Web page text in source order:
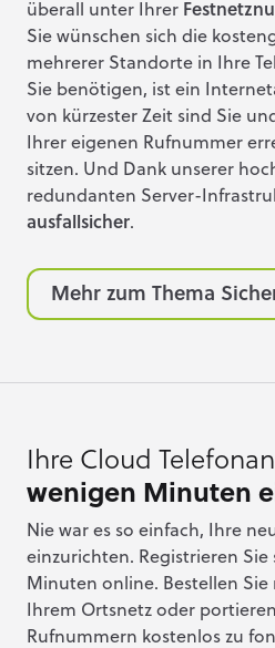
überall unter Ihrer
Sie wünschen sich die
mehrerer Standorte in Ihre
Sie benötigen, ist ein
von kürzester Zeit sind Sie
Ihrer eigenen Rufnummer
sitzen. Und Dank unserer
redundanten Server-
ausfallsicher.
Mehr zum Thema
Ihre Cloud
wenigen Minuten
Nie war es so einfach, Ihre
einzurichten. Registrieren Sie
Minuten online. Bestellen
Ihrem Ortsnetz oder
Rufnummern kostenlos zu